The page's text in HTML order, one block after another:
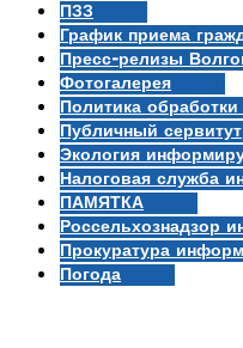
ПЗЗ
График приема
Пресс-релизы
Фотогалерея
Политика
Публичный сервитут
Экология
Налоговая служба
ПАМЯТКА
Россельхознадзор
Прокуратура
Погода